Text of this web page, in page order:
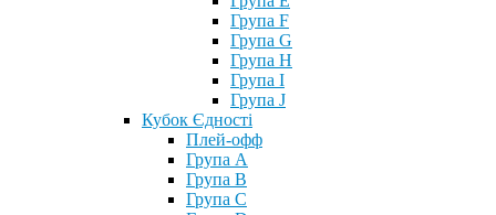
Група F
Група G
Група H
Група I
Група J
Кубок Єдності
Плей-офф
Група А
Група В
Група С